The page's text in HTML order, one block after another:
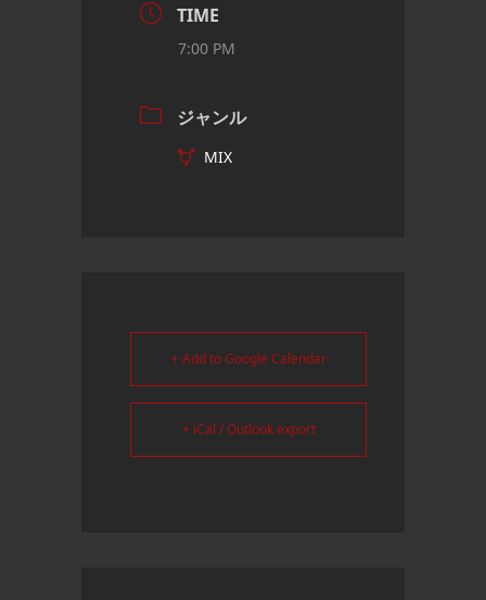
TIME
7:00 PM
ジャンル
MIX
+ Add to Google Calendar
+ iCal / Outlook export